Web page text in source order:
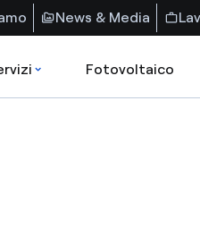
News & Media
Fotovoltaico